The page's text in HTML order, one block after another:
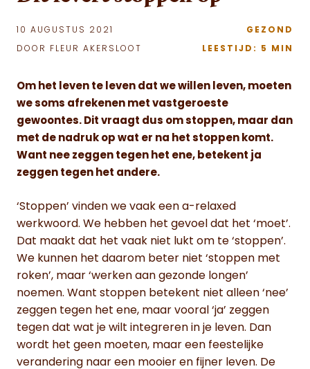
10 AUGUSTUS 2021
DOOR FLEUR AKERSLOOT
GEZOND
LEESTIJD: 5 MIN
Om het leven te leven dat we willen leven, moeten
we soms afrekenen met vastgeroeste
gewoontes. Dit vraagt dus om stoppen, maar dan
met de nadruk op wat er na het stoppen komt.
Want nee zeggen tegen het ene, betekent ja
zeggen tegen het andere.
‘Stoppen’ vinden we vaak een a-relaxed
werkwoord. We hebben het gevoel dat het ‘moet’.
Dat maakt dat het vaak niet lukt om te ‘stoppen’.
We kunnen het daarom beter niet ‘stoppen met
roken’, maar ‘werken aan gezonde longen’
noemen. Want stoppen betekent niet alleen ‘nee’
zeggen tegen het ene, maar vooral ‘ja’ zeggen
tegen dat wat je wilt integreren in je leven. Dan
wordt het geen moeten, maar een feestelijke
verandering naar een mooier en fijner leven. De